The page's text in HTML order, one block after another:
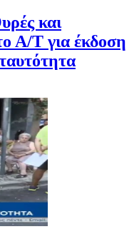
και
Α/Τ για έκδοση